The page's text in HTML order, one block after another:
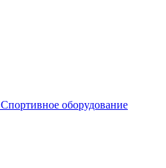
Спортивное оборудование